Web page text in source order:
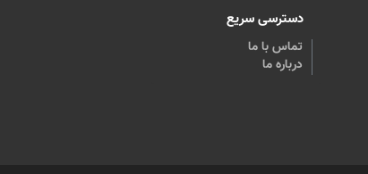
دسترسی سریع
تماس با ما
درباره ما